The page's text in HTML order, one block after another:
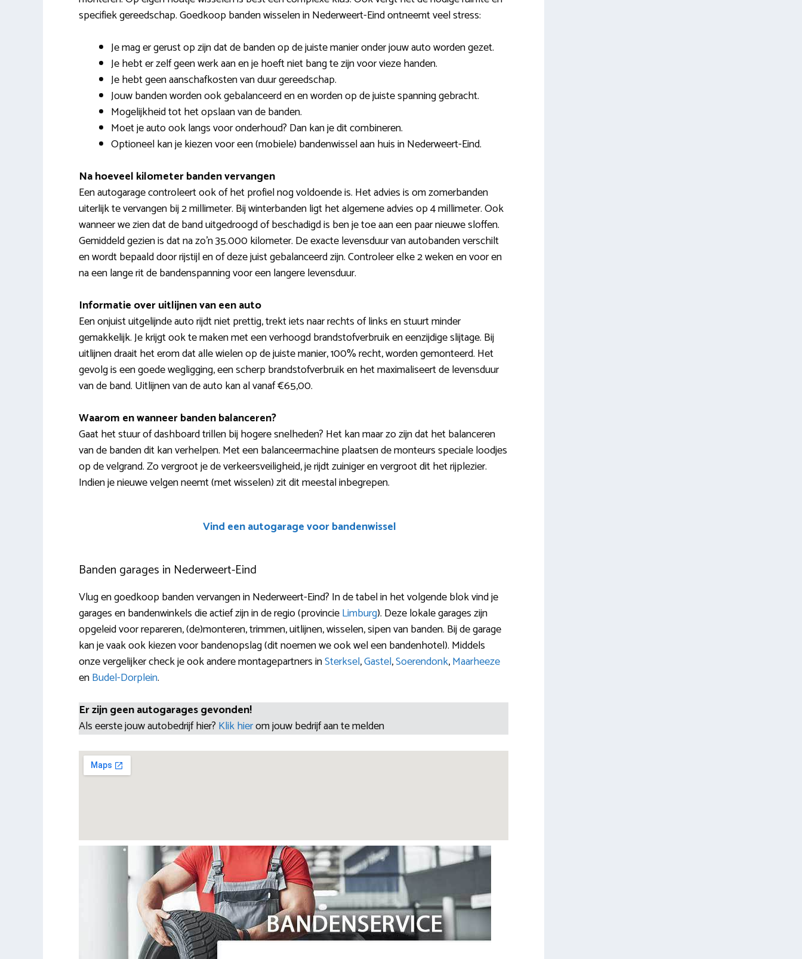
specifiek gereedschap. Goedkoop banden wisselen in Nederweert-Eind ontneemt veel stress:
Je mag er gerust op zijn dat de banden op de juiste manier onder jouw auto worden gezet.
Je hebt er zelf geen werk aan en je hoeft niet bang te zijn voor vieze handen.
Je hebt geen aanschafkosten van duur gereedschap.
Jouw banden worden ook gebalanceerd en en worden op de juiste spanning gebracht.
Mogelijkheid tot het opslaan van de banden.
Moet je auto ook langs voor onderhoud? Dan kan je dit combineren.
Optioneel kan je kiezen voor een (mobiele) bandenwissel aan huis in Nederweert-Eind.
Na hoeveel kilometer banden vervangen
Een autogarage controleert ook of het profiel nog voldoende is. Het advies is om zomerbanden
uiterlijk te vervangen bij 2 millimeter. Bij winterbanden ligt het algemene advies op 4 millimeter. Ook
wanneer we zien dat de band uitgedroogd of beschadigd is ben je toe aan een paar nieuwe sloffen.
Gemiddeld gezien is dat na zo’n 35.000 kilometer. De exacte levensduur van autobanden verschilt
en wordt bepaald door rijstijl en of deze juist gebalanceerd zijn. Controleer elke 2 weken en voor en
na een lange rit de bandenspanning voor een langere levensduur.
Informatie over uitlijnen van een auto
Een onjuist uitgelijnde auto rijdt niet prettig, trekt iets naar rechts of links en stuurt minder
gemakkelijk. Je krijgt ook te maken met een verhoogd brandstofverbruik en eenzijdige slijtage. Bij
uitlijnen draait het erom dat alle wielen op de juiste manier, 100% recht, worden gemonteerd. Het
gevolg is een goede wegligging, een scherp brandstofverbruik en het maximaliseert de levensduur
van de band. Uitlijnen van de auto kan al vanaf €65,00.
Waarom en wanneer banden balanceren?
Gaat het stuur of dashboard trillen bij hogere snelheden? Het kan maar zo zijn dat het balanceren
van de banden dit kan verhelpen. Met een balanceermachine plaatsen de monteurs speciale loodjes
op de velgrand. Zo vergroot je de verkeersveiligheid, je rijdt zuiniger en vergroot dit het rijplezier.
Indien je nieuwe velgen neemt (met wisselen) zit dit meestal inbegrepen.
Vind een autogarage voor bandenwissel
Banden garages in Nederweert-Eind
Vlug en goedkoop banden vervangen in Nederweert-Eind? In de tabel in het volgende blok vind je
garages en bandenwinkels die actief zijn in de regio (provincieLimburg). Deze lokale garages zijn
opgeleid voor repareren, (de)monteren, trimmen, uitlijnen, wisselen, sipen van banden. Bij de garage
kan je vaak ook kiezen voor bandenopslag (dit noemen we ook wel een bandenhotel). Middels
onze vergelijker check je ook andere montagepartners inSterksel,Gastel,Soerendonk,Maarheeze
enBudel-Dorplein.
Er zijn geen autogarages gevonden!
Als eerste jouw autobedrijf hier? Klik hierom jouw bedrijf aan te melden